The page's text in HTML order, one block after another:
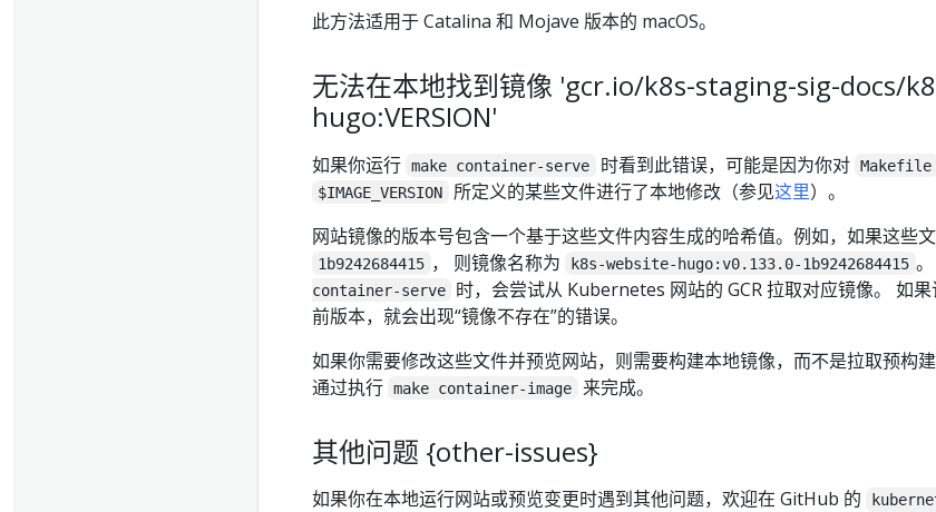
此方法适用于 Catalina 和 Mojave 版本的 macOS。
无法在本地找到镜像 'gcr.io/k8s-staging-sig-docs/
hugo:VERSION'
如果你运行 make container-serve 时看到此错误，可能是因为你对 Makefile
$IMAGE_VERSION 所定义的某些文件进行了本地修改（参见这里）。
网站镜像的版本号包含一个基于这些文件内容生成的哈希值。例如，如果这些
1b9242684415 ， 则镜像名称为 k8s-website-hugo:v0.133.0-1b9242684415
container-serve
时，会尝试从 Kubernetes 网站的 GCR 拉取对应镜像。 如
前版本，就会出现“镜像不存在”的错误。
如果你需要修改这些文件并预览网站，则需要构建本地镜像，而不是拉取预构
通过执行 make container-image 来完成。
其他问题 {other-issues}
如果你在本地运行网站或预览变更时遇到其他问题，欢迎在 GitHub 的